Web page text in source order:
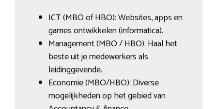
ICT (MBO of HBO): Websites, apps en
games ontwikkelen (informatica).
Management (MBO / HBO): Haal het
beste uit je medewerkers als
leidinggevende.
Economie (MBO/HBO): Diverse
mogelijkheden op het gebied van